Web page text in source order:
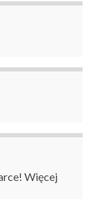
Więcej